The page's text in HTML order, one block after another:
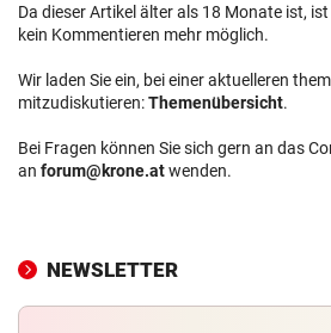
Da dieser Artikel älter als 18 Monate ist,
kein Kommentieren mehr möglich.
Wir laden Sie ein, bei einer aktuelleren
mitzudiskutieren:Themenübersicht.
Bei Fragen können Sie sich gern an das
an forum@krone.atwenden.
NEWSLETTER